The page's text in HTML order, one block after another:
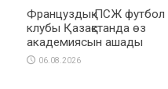
Француздық ПСЖ футбол
клубы Қазақстанда өз
академиясын ашады
06.08.2026